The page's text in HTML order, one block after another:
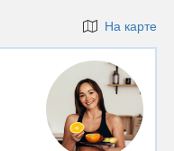
На карте